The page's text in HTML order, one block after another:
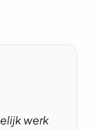
werk